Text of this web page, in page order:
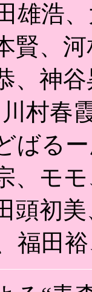
雄浩
賢、
、神
村春
ばる
、モ
頭初
福田